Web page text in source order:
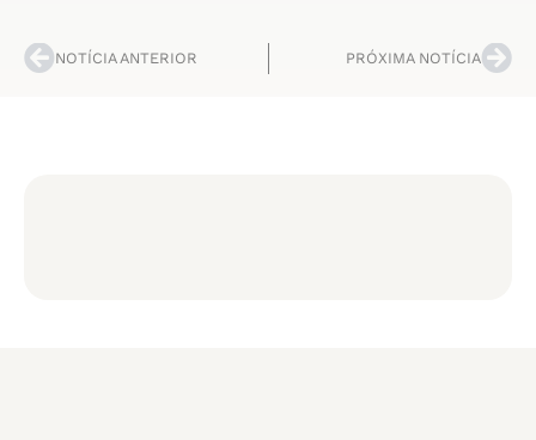
NOTÍCIA ANTERIOR PRÓXIMA NOTÍCIA